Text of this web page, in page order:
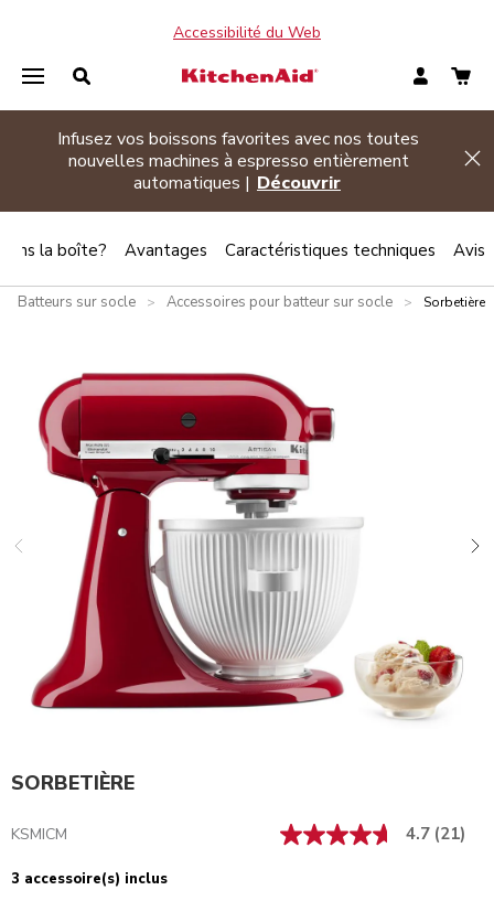
Accessibilité du Web
Infusez vos boissons favorites avec nos toutes
nouvelles machines à espresso entièrement
automatiques | Découvrir
Batteurs sur socle > Accessoires pour batteur sur socle > Sorbetière
SORBETIÈRE
KSMICM 4.7 (21)
3 accessoire(s) inclus
la boîte? Avantages Caractéristiques techniques Avis